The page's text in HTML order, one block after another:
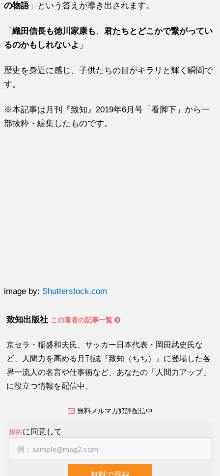
の物語」という答えが導き出されます。
「織田信長も徳川家康も 、君たちとどこかで繋がってい
るのかもしれないよ 」
歴史を身近に感じ、子供たちの目がキラリと輝く瞬間で
す。
※本記事は月刊『致知』2019年6月号「看脚下」から一
部抜粋・編集したものです。
image by: Shutterstock.com
致知出版社 この著者の記事一覧
京セラ・稲盛和夫氏、サッカー日本代表・岡田武史氏な
ど、人間力を高める月刊誌『致知（ちち）』に登場した各
界一流人の名言や仕事術など、あなたの「人間力アップ」
に役立つ情報を配信中。
無料メルマガ好評配信中
規約に同意して